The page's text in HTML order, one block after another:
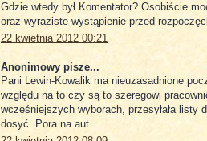
Gdzie wtedy był Komentator? Osobiście
oraz wyraziste wystąpienie przed
22 kwietnia 2012 00:21
Anonimowy pisze...
Pani Lewin-Kowalik ma nieuzasadnione
względu na to czy są to szeregowi
wcześniejszych wyborach, przesyłała listy
dosyć. Pora na aut.